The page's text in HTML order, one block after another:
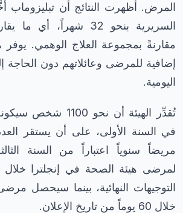
المرض. أظهرت النتائج أن تبليزوماب
السريرية بنحو 32 شهراً،
مقارنةً بمجموعة العلاج الوهمي. يوفر
إضافية للمرضى وعائلاتهم دون الحاجة
اليومية.
تُقدِّر الهيئة أن نحو
مريضاً سنوياً اعتباراً من السنة
التوجيهات النهائية، بينما سيحصل
خلال 60 يوماً من تاريخ الإعلان.